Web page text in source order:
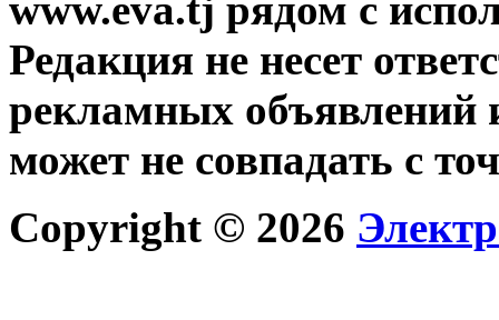
www.eva.tj рядом с
Редакция не несет
рекламных объявлений
может не совпадать с
Copyright © 2026